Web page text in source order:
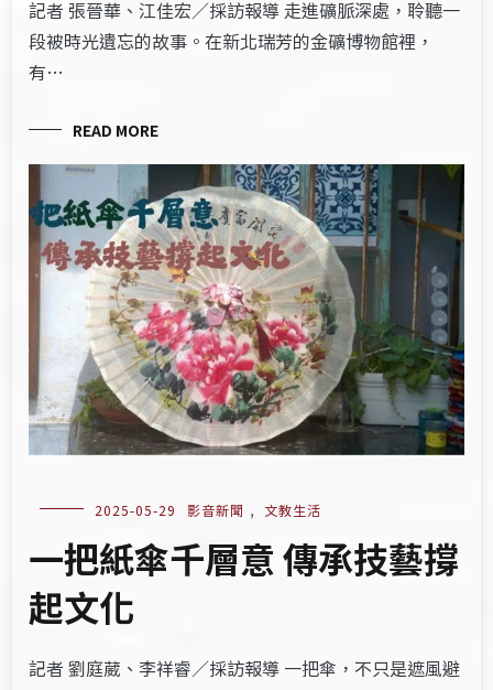
記者 張晉華、江佳宏／採訪報導 走進礦脈深處，聆聽一
段被時光遺忘的故事。在新北瑞芳的金礦博物館裡，
有…
READ MORE
2025-05-29 影音新聞 , 文教生活
一把紙傘千層意 傳承技藝撐
起文化
記者 劉庭葳、李祥睿／採訪報導 一把傘，不只是遮風避